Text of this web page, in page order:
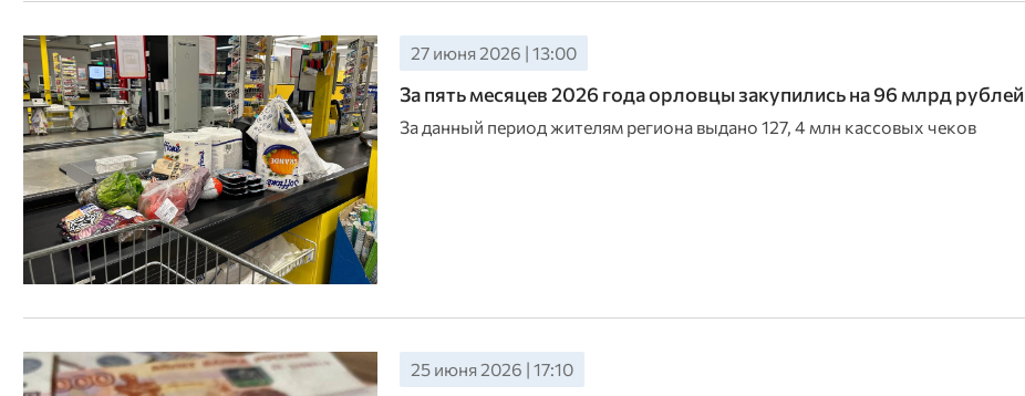
27 июня 2026 | 13:00
За пять месяцев 2026 года орловцы закупились на 96 млрд рублей
За данный период жителям региона выдано 127, 4 млн кассовых чеков
25 июня 2026 | 17:10